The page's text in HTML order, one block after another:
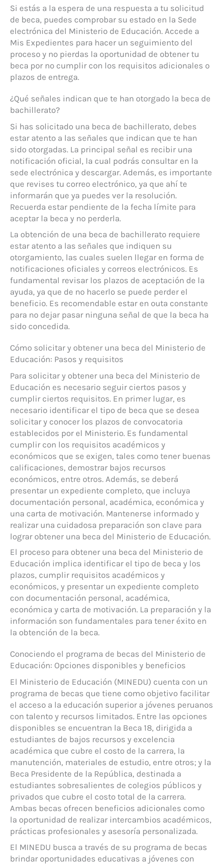
Si estás a la espera de una respuesta a tu solicitud
de beca, puedes comprobar su estado en la Sede
electrónica del Ministerio de Educación. Accede a
Mis Expedientes para hacer un seguimiento del
proceso y no pierdas la oportunidad de obtener tu
beca por no cumplir con los requisitos adicionales o
plazos de entrega.
¿Qué señales indican que te han otorgado la beca de
bachillerato?
Si has solicitado una beca de bachillerato, debes
estar atento a las señales que indican que te han
sido otorgadas. La principal señal es recibir una
notificación oficial, la cual podrás consultar en la
sede electrónica y descargar. Además, es importante
que revises tu correo electrónico, ya que ahí te
informarán que ya puedes ver la resolución.
Recuerda estar pendiente de la fecha límite para
aceptar la beca y no perderla.
La obtención de una beca de bachillerato requiere
estar atento a las señales que indiquen su
otorgamiento, las cuales suelen llegar en forma de
notificaciones oficiales y correos electrónicos. Es
fundamental revisar los plazos de aceptación de la
ayuda, ya que de no hacerlo se puede perder el
beneficio. Es recomendable estar en outa constante
para no dejar pasar ninguna señal de que la beca ha
sido concedida.
Cómo solicitar y obtener una beca del Ministerio de
Educación: Pasos y requisitos
Para solicitar y obtener una beca del Ministerio de
Educación es necesario seguir ciertos pasos y
cumplir ciertos requisitos. En primer lugar, es
necesario identificar el tipo de beca que se desea
solicitar y conocer los plazos de convocatoria
establecidos por el Ministerio. Es fundamental
cumplir con los requisitos académicos y
económicos que se exigen, tales como tener buenas
calificaciones, demostrar bajos recursos
económicos, entre otros. Además, se deberá
presentar un expediente completo, que incluya
documentación personal, académica, económica y
una carta de motivación. Mantenerse informado y
realizar una cuidadosa preparación son clave para
lograr obtener una beca del Ministerio de Educación.
El proceso para obtener una beca del Ministerio de
Educación implica identificar el tipo de beca y los
plazos, cumplir requisitos académicos y
económicos, y presentar un expediente completo
con documentación personal, académica,
económica y carta de motivación. La preparación y la
información son fundamentales para tener éxito en
la obtención de la beca.
Conociendo el programa de becas del Ministerio de
Educación: Opciones disponibles y beneficios
El Ministerio de Educación (MINEDU) cuenta con un
programa de becas que tiene como objetivo facilitar
el acceso a la educación superior a jóvenes peruanos
con talento y recursos limitados. Entre las opciones
disponibles se encuentran la Beca 18, dirigida a
estudiantes de bajos recursos y excelencia
académica que cubre el costo de la carrera, la
manutención, materiales de estudio, entre otros; y la
Beca Presidente de la República, destinada a
estudiantes sobresalientes de colegios públicos y
privados que cubre el costo total de la carrera.
Ambas becas ofrecen beneficios adicionales como
la oportunidad de realizar intercambios académicos,
prácticas profesionales y asesoría personalizada.
El MINEDU busca a través de su programa de becas
brindar oportunidades educativas a jóvenes con